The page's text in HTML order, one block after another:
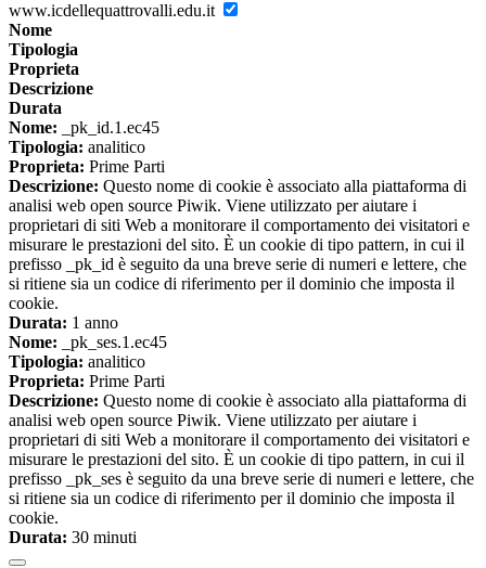
www.icdellequattrovalli.edu.it
Nome
Tipologia
Proprieta
Descrizione
Durata
Nome: _pk_id.1.ec45
Tipologia: analitico
Proprieta: Prime Parti
Descrizione: Questo nome di cookie è associato alla piattaforma di
analisi web open source Piwik. Viene utilizzato per aiutare i
proprietari di siti Web a monitorare il comportamento dei visitatori e
misurare le prestazioni del sito. È un cookie di tipo pattern, in cui il
prefisso _pk_id è seguito da una breve serie di numeri e lettere, che
si ritiene sia un codice di riferimento per il dominio che imposta il
cookie.
Durata: 1 anno
Nome: _pk_ses.1.ec45
Tipologia: analitico
Proprieta: Prime Parti
Descrizione: Questo nome di cookie è associato alla piattaforma di
analisi web open source Piwik. Viene utilizzato per aiutare i
proprietari di siti Web a monitorare il comportamento dei visitatori e
misurare le prestazioni del sito. È un cookie di tipo pattern, in cui il
prefisso _pk_ses è seguito da una breve serie di numeri e lettere, che
si ritiene sia un codice di riferimento per il dominio che imposta il
cookie.
Durata: 30 minuti